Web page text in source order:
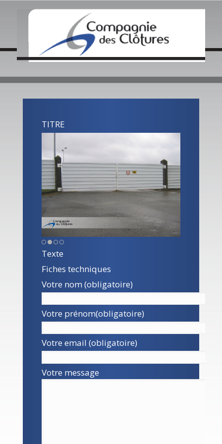
QUI SOMMES NOUS ?
NOS ACTUALITÉS
CRÉATIONS / INOVATIONS
TITRE
Texte
Fiches techniques
Votre nom (obligatoire)
Votre prénom(obligatoire)
Votre email (obligatoire)
Votre message